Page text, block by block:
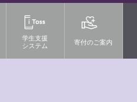
学生支援
システム
寄付のご案内